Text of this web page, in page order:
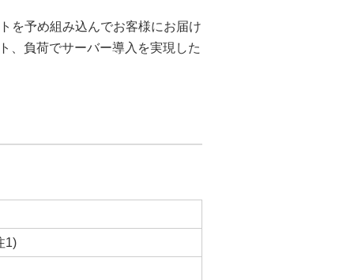
を予め組み込んでお客様にお届け
、負荷でサーバー導入を実現した
1)